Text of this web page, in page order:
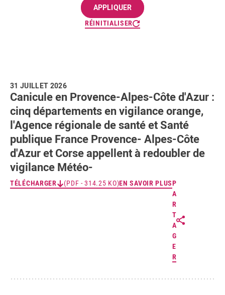
APPLIQUER
RÉINITIALISER
31 JUILLET 2026
Canicule en Provence-Alpes-Côte d'Azur :
cinq départements en vigilance orange,
l'Agence régionale de santé et Santé
publique France Provence- Alpes-Côte
d'Azur et Corse appellent à redoubler de
vigilance Météo-
TÉLÉCHARGER (PDF - 314.25 KO)EN SAVOIR PLUSP
A
R
T
A
G
E
R